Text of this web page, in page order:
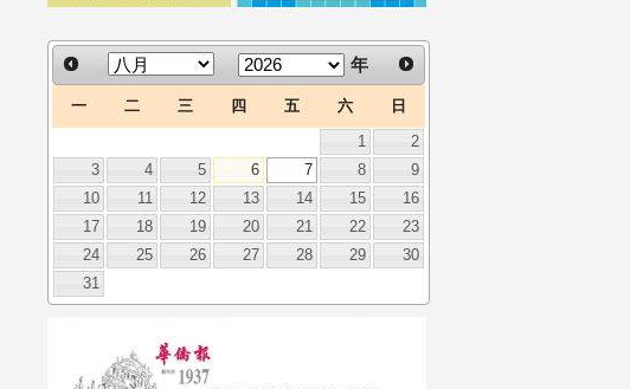
年
一 二 三 四 五 六 日
1
2
3
4 5 6 7 8
9
10
11 12 13 14 15
16
17
18 19 20 21 22
23
24
25 26 27 28 29
30
31